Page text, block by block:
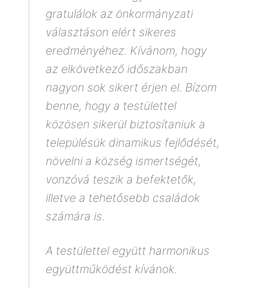
gratulálok az önkormányzati
választáson elért sikeres
eredményéhez. Kívánom, hogy
az elkövetkező időszakban
nagyon sok sikert érjen el. Bízom
benne, hogy a testülettel
közösen sikerül biztosítaniuk a
településük dinamikus fejlődését,
növelni a község ismertségét,
vonzóvá teszik a befektetők,
illetve a tehetősebb családok
számára is.
A testülettel együtt harmonikus
együttműködést kívánok.